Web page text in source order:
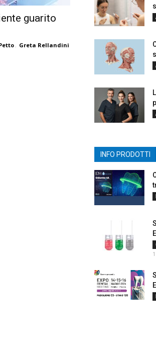
guarito
, Greta Rellandini
INFO PRODOTTI